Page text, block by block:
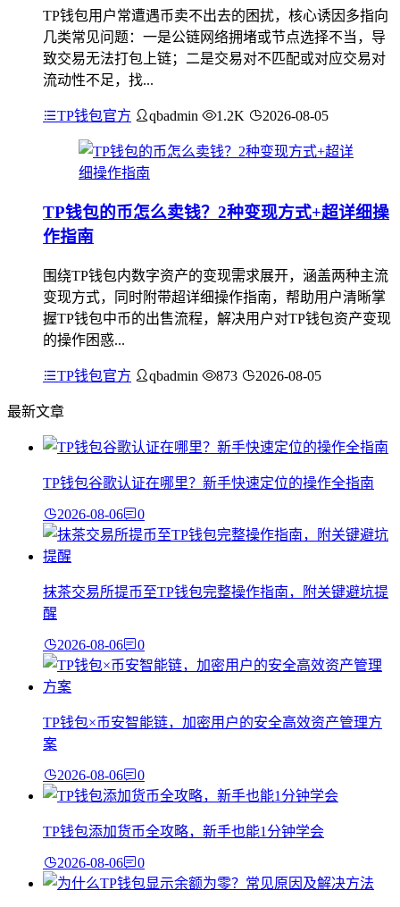
TP钱包用户常遭遇币卖不出去的困扰，核心诱因多指向
几类常见问题：一是公链网络拥堵或节点选择不当，导
致交易无法打包上链；二是交易对不匹配或对应交易对
流动性不足，找...
TP钱包官方 qbadmin 1.2K 2026-08-05
TP钱包的币怎么卖钱？2种变现方式+超详细操
作指南
围绕TP钱包内数字资产的变现需求展开，涵盖两种主流
变现方式，同时附带超详细操作指南，帮助用户清晰掌
握TP钱包中币的出售流程，解决用户对TP钱包资产变现
的操作困惑...
TP钱包官方 qbadmin 873 2026-08-05
最新文章
TP钱包谷歌认证在哪里？新手快速定位的操作全指南
2026-08-06 0
抹茶交易所提币至TP钱包完整操作指南，附关键避坑提
醒
2026-08-06 0
TP钱包×币安智能链，加密用户的安全高效资产管理方
案
2026-08-06 0
TP钱包添加货币全攻略，新手也能1分钟学会
2026-08-06 0